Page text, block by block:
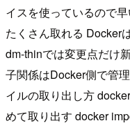
イスを使っているので
たくさん取れる Docker
dm-thinでは変更点だけ
子関係はDocker側で管
イルの取り出し方
めて取り出す docker